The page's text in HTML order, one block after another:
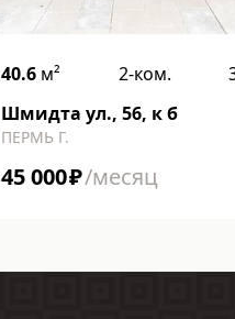
40.6 м² 2-ком.
Шмидта ул., 56, к б
ПЕРМЬ Г.
45 000₽/месяц